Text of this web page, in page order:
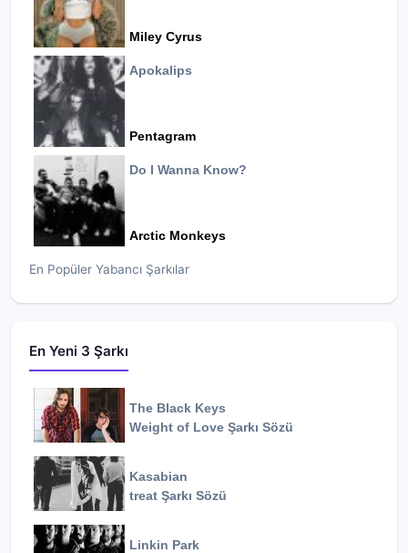
Miley Cyrus
Apokalips
Pentagram
Do I Wanna Know?
Arctic Monkeys
En Popüler Yabancı Şarkılar
En Yeni 3 Şarkı
The Black Keys
Weight of Love Şarkı Sözü
Kasabian
treat Şarkı Sözü
Linkin Park